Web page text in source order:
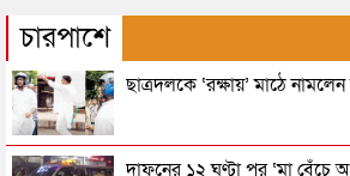
চারপাশে
ছাত্রদলকে ‘রক্ষায়’ মাঠে
দাফনের ১২ ঘণ্টা পর ‘মা